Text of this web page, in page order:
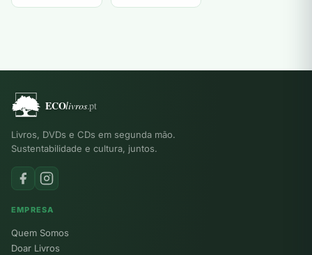
Livros, DVDs e CDs em segunda mão.
Sustentabilidade e cultura, juntos.
EMPRESA
Quem Somos
Doar Livros